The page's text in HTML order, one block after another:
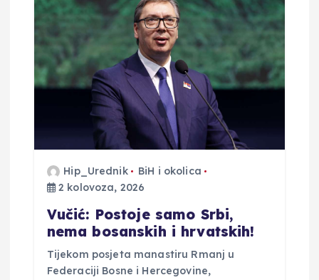
Hip_Urednik
BiH i okolica
2 kolovoza, 2026
Vučić: Postoje samo Srbi,
nema bosanskih i hrvatskih!
Tijekom posjeta manastiru Rmanj u
Federaciji Bosne i Hercegovine,